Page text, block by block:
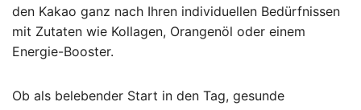
den Kakao ganz nach Ihren individuellen Bedürfnissen
mit Zutaten wie Kollagen, Orangenöl oder einem
Energie-Booster.
Ob als belebender Start in den Tag, gesunde